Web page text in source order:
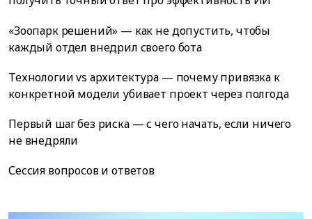
«Зоопарк решений» — как не допустить, чтобы
каждый отдел внедрил своего бота
Технологии vs архитектура — почему привязка к
конкретной модели убивает проект через полгода
Первый шаг без риска — с чего начать, если ничего
не внедряли
Сессия вопросов и ответов